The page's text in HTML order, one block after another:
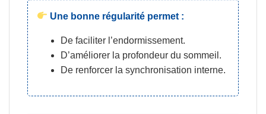
Une bonne régularité permet :
De faciliter l’endormissement.
D’améliorer la profondeur du sommeil.
De renforcer la synchronisation interne.